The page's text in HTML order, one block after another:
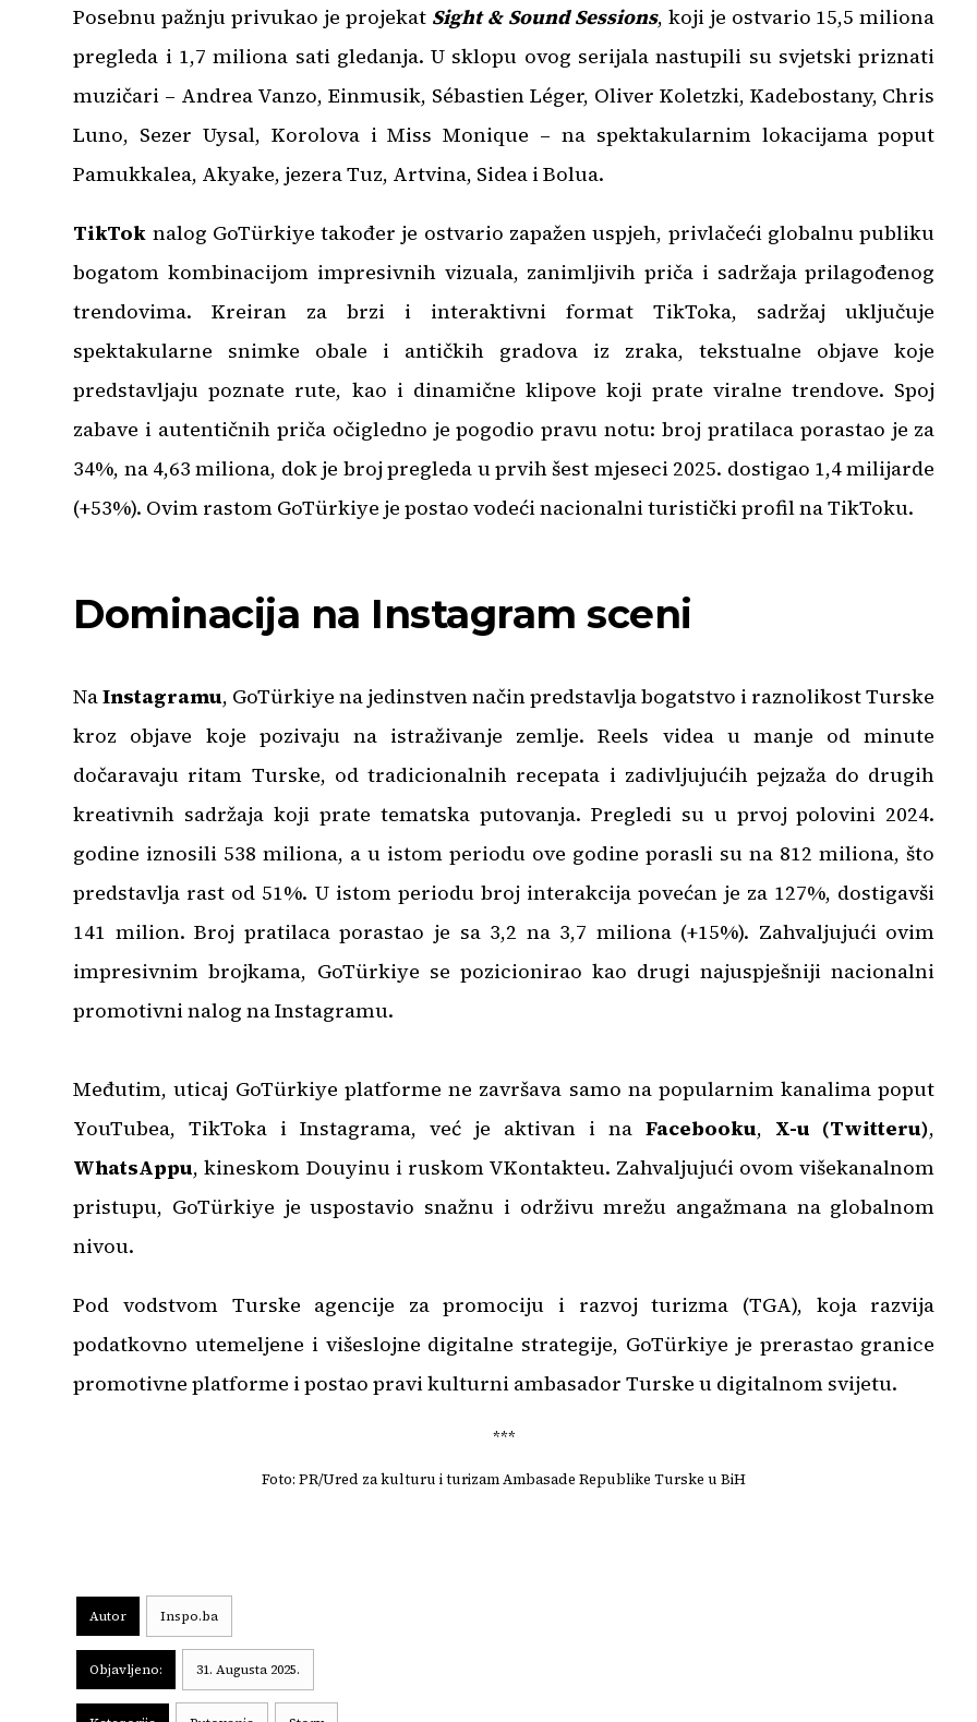
Posebnu pažnju privukao je projekat Sight & Sound Sessions, koji je ostvario 15,5 miliona
pregleda i 1,7 miliona sati gledanja. U sklopu ovog serijala nastupili su svjetski priznati
muzičari – Andrea Vanzo, Einmusik, Sébastien Léger, Oliver Koletzki, Kadebostany, Chris
Luno, Sezer Uysal, Korolova i Miss Monique – na spektakularnim lokacijama poput
Pamukkalea, Akyake, jezera Tuz, Artvina, Sidea i Bolua.
TikTok nalog GoTürkiye također je ostvario zapažen uspjeh, privlačeći globalnu publiku
bogatom kombinacijom impresivnih vizuala, zanimljivih priča i sadržaja prilagođenog
trendovima. Kreiran za brzi i interaktivni format TikToka, sadržaj uključuje
spektakularne snimke obale i antičkih gradova iz zraka, tekstualne objave koje
predstavljaju poznate rute, kao i dinamične klipove koji prate viralne trendove. Spoj
zabave i autentičnih priča očigledno je pogodio pravu notu: broj pratilaca porastao je za
34%, na 4,63 miliona, dok je broj pregleda u prvih šest mjeseci 2025. dostigao 1,4 milijarde
(+53%). Ovim rastom GoTürkiye je postao vodeći nacionalni turistički profil na TikToku.
Dominacija na Instagram sceni
NaInstagramu, GoTürkiye na jedinstven način predstavlja bogatstvo i raznolikost Turske
kroz objave koje pozivaju na istraživanje zemlje. Reels videa u manje od minute
dočaravaju ritam Turske, od tradicionalnih recepata i zadivljujućih pejzaža do drugih
kreativnih sadržaja koji prate tematska putovanja. Pregledi su u prvoj polovini 2024.
godine iznosili 538 miliona, a u istom periodu ove godine porasli su na 812 miliona, što
predstavlja rast od 51%. U istom periodu broj interakcija povećan je za 127%, dostigavši
141 milion. Broj pratilaca porastao je sa 3,2 na 3,7 miliona (+15%). Zahvaljujući ovim
impresivnim brojkama, GoTürkiye se pozicionirao kao drugi najuspješniji nacionalni
promotivni nalog na Instagramu.
Međutim, uticaj GoTürkiye platforme ne završava samo na popularnim kanalima poput
YouTubea, TikToka i Instagrama, već je aktivan i na Facebooku, X-u (Twitteru),
WhatsAppu, kineskom Douyinu i ruskom VKontakteu. Zahvaljujući ovom višekanalnom
pristupu, GoTürkiye je uspostavio snažnu i održivu mrežu angažmana na globalnom
nivou.
Pod vodstvom Turske agencije za promociju i razvoj turizma (TGA), koja razvija
podatkovno utemeljene i višeslojne digitalne strategije, GoTürkiye je prerastao granice
promotivne platforme i postao pravi kulturni ambasador Turske u digitalnom svijetu.
***
Foto: PR/Ured za kulturu i turizam Ambasade Republike Turske u BiH
Autor Inspo.ba
Objavljeno: 31. Augusta 2025.